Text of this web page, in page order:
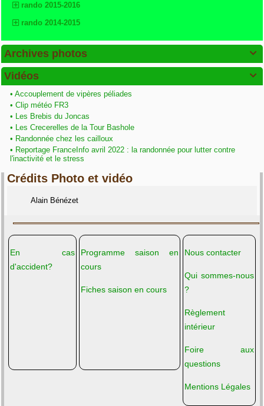
rando 2015-2016
rando 2014-2015

Archives photos

Vidéos
• Accouplement de vipères péliades
• Clip météo FR3
•
Les Brebis du Joncas
•
Les Crecerelles de la Tour Bashole
• Randonnée chez les cailloux
• Reportage FranceInfo avril 2022 : la randonnée pour lutter contre
l'inactivité et le stress
Crédits Photo et vidéo
Alain Bénézet
En cas
d'accident?
Programme saison en
cours
Fiches saison en cours
Nous contacter
Qui sommes-nous
?
Règlement
intérieur
Foire aux
questions
Mentions Légales